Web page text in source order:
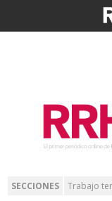
SECCIONES Trabajo